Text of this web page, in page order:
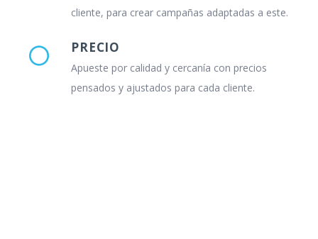
cliente, para crear campañas adaptadas a este.
PRECIO
Apueste por calidad y cercanía con precios
pensados y ajustados para cada cliente.